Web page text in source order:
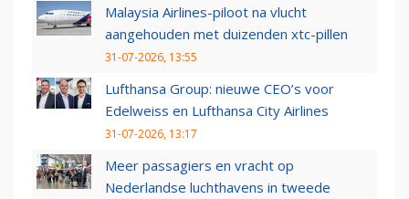
Malaysia Airlines-piloot na vlucht
aangehouden met duizenden xtc-pillen
31-07-2026, 13:55
Lufthansa Group: nieuwe CEO’s voor
Edelweiss en Lufthansa City Airlines
31-07-2026, 13:17
Meer passagiers en vracht op
Nederlandse luchthavens in tweede